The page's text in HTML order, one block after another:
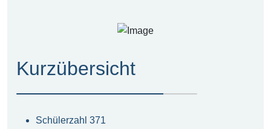
Kurzübersicht
Schülerzahl 371